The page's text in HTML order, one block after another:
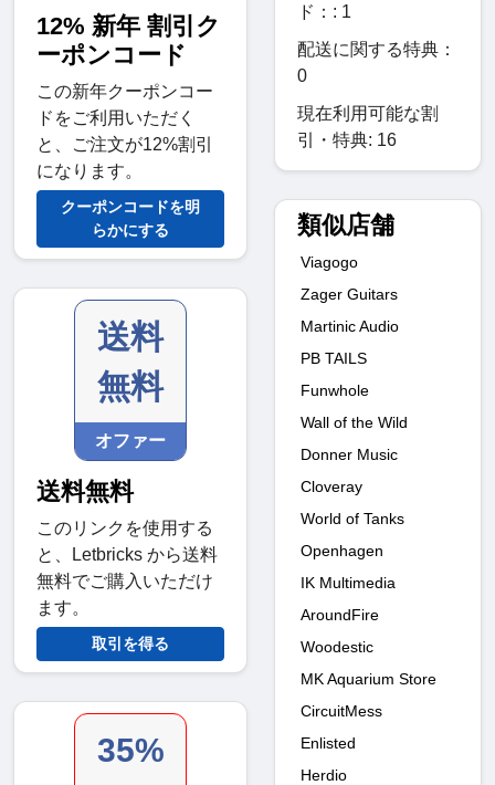
12% 新年 割引ク
ーポンコード
この新年クーポンコー
ドをご利用いただく
と、ご注文が12%割引
になります。
クーポンコードを明
らかにする
送料
無料
オファー
送料無料
このリンクを使用する
と、Letbricks から送料
無料でご購入いただけ
ます。
取引を得る
35%
ド：: 1
配送に関する特典：
0
現在利用可能な割
引・特典: 16
類似店舗
Viagogo
Zager Guitars
Martinic Audio
PB TAILS
Funwhole
Wall of the Wild
Donner Music
Cloveray
World of Tanks
Openhagen
IK Multimedia
AroundFire
Woodestic
MK Aquarium Store
CircuitMess
Enlisted
Herdio